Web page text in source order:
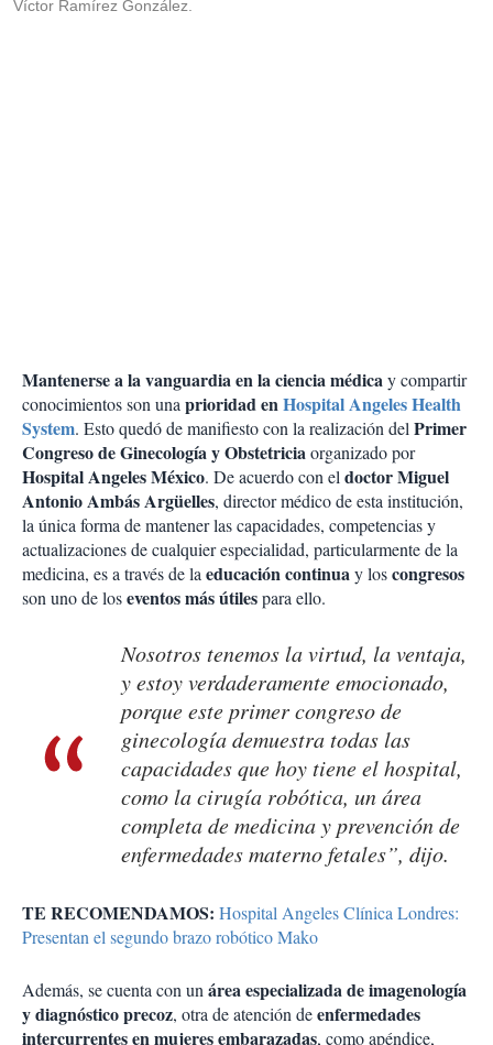
Víctor Ramírez González.
Mantenerse a la vanguardia en la ciencia médicay compartir
conocimientos son unaprioridad enHospital AngelesHealth
System. Esto quedó de manifiesto con la realización delPrimer
Congreso de Ginecología y Obstetriciaorganizado por
Hospital Angeles México. De acuerdo con eldoctor Miguel
Antonio Ambás Argüelles, director médico de esta institución,
la única forma de mantener las capacidades, competencias y
actualizaciones de cualquier especialidad, particularmente de la
medicina, es a través de laeducación continuay loscongresos
son uno de loseventos más útilespara ello.
Nosotros tenemos la virtud, la ventaja,
y estoy verdaderamente emocionado,
porque este primer congreso de
ginecología demuestra todas las
capacidades que hoy tiene el hospital,
como la cirugía robótica, un área
completa de medicina y prevención de
enfermedades materno fetales”, dijo.
TE RECOMENDAMOS: Hospital Angeles Clínica Londres:
Presentan el segundo brazo robótico Mako
Además, se cuenta con unárea especializada de imagenología
y diagnóstico precoz, otra de atención deenfermedades
intercurrentes en mujeres embarazadas, como apéndice,